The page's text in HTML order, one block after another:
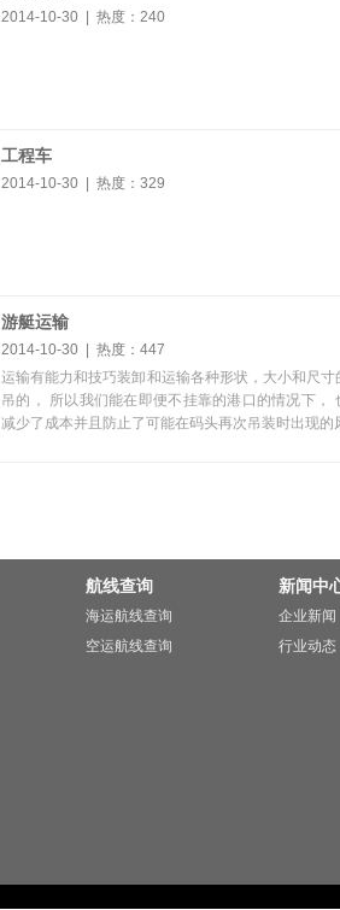
2014-10-30 | 热度： 240
工程车
2014-10-30 | 热度： 329
游艇运输
2014-10-30 | 热度： 447
运输有能力和技巧装卸和运输各种形状，大小和尺
吊的， 所以我们能在即便不挂靠的港口的情况下，
减少了成本并且防止了可能在码头再次吊装时出现的
航线查询
海运航线查询
空运航线查询
新闻中
企业新闻
行业动态